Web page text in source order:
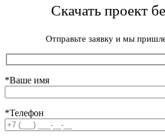
Скачать проект
Отправьте заявку и мы
*Ваше имя
*Телефон